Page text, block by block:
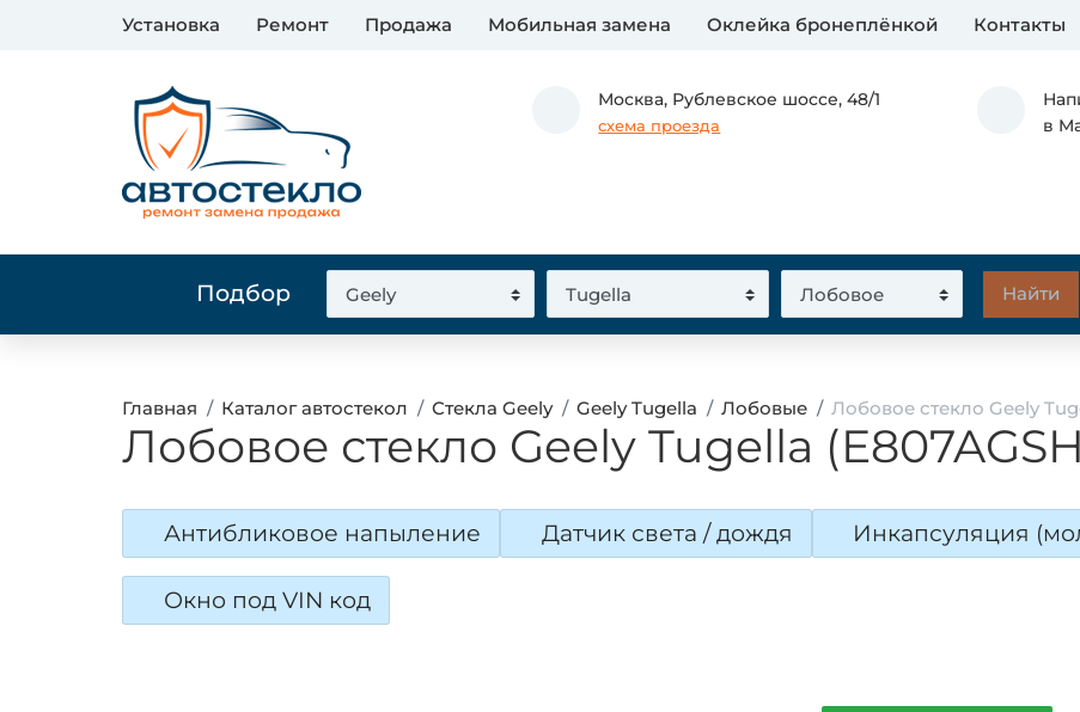
Установка Ремонт Продажа Мобильная замена Оклейка бронеплёнкой Контакты
Москва, Рублевское шоссе, 48/1
схема проезда
в
Подбор
Главная Каталог автостекол Стекла Geely Geely Tugella Лобовые Лобовое стекло Geely
Лобовое стекло Geely Tugella
Антибликовое напыление Датчик света / дождя Инкапсуляция
Окно под VIN код